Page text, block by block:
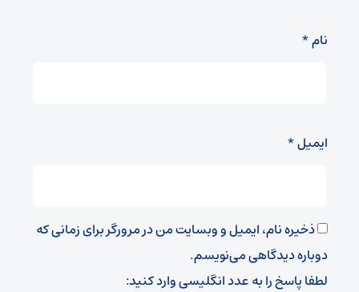
نام*
ایمیل*
ذخیره نام، ایمیل و وبسایت من در مرورگر برای زمانی که
دوباره دیدگاهی می‌نویسم.
لطفا پاسخ را به عدد انگلیسی وارد کنید: